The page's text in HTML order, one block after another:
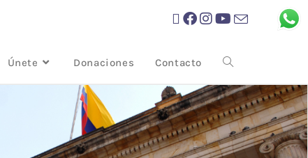
Únete Donaciones Contacto